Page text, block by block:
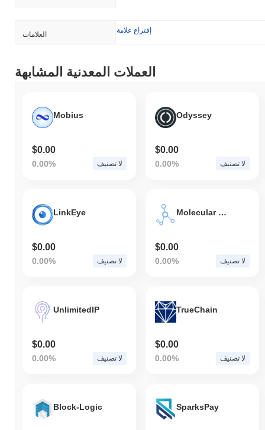
العلامات إقتراع علامة
العملات المعدنية المشابهة
Mobius
$0.00
0.00% لا تصنيف
Odyssey
$0.00
0.00% لا تصنيف
LinkEye
$0.00
0.00% لا تصنيف
Molecular Future
$0.00
0.00% لا تصنيف
UnlimitedIP
$0.00
0.00% لا تصنيف
TrueChain
$0.00
0.00% لا تصنيف
Block-Logic SparksPay